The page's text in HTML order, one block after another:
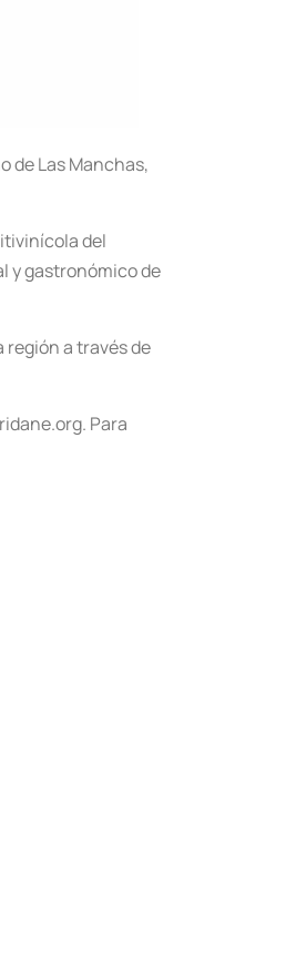
de Las Manchas,
del
y gastronómico de
región a través de
Para